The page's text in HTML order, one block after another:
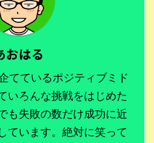
おはる
てているポジティブミド
いろんな挑戦をはじめた
も失敗の数だけ成功に近
ています。絶対に笑って